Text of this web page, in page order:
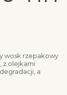
wosk rzepakowy
z olejkami
a